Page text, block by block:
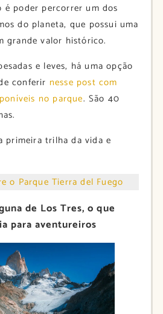
é poder percorrer um dos
do planeta, que possui uma
grande valor histórico.
e leves, há uma opção
conferir nesse post com
no parque. São 40
primeira trilha da vida e
o Parque Tierra del Fuego
de Los Tres, o que
para aventureiros